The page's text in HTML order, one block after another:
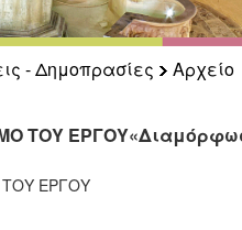
- Δημοπρασίες
Αρχείο
ΤΟΥ
ΤΟΥ ΕΡΓΟΥ